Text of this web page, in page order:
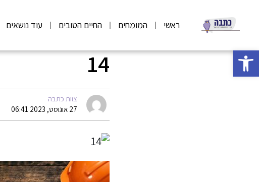
פתח סרגל נגישות
ראשי המומחים החיים הטובים עוד נושאים
14
צוות כתבה
27 אוגוסט, 2023 06:41